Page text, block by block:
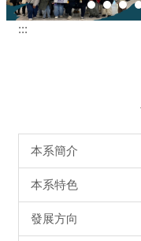
:::
本系簡介
本系特色
發展方向